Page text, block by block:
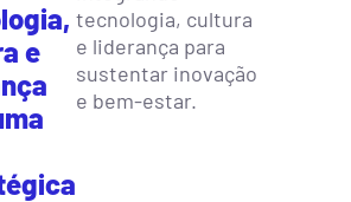
e
tecnologia, cultura
e liderança para
sustentar inovação
e bem-estar.